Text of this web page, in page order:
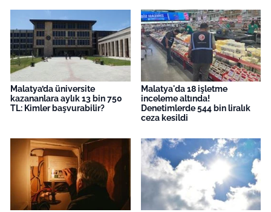
Malatya’da üniversite
kazananlara aylık 13 bin 750
TL: Kimler başvurabilir?
Malatya'da 18 işletme
inceleme altında!
Denetimlerde 544 bin liralık
ceza kesildi